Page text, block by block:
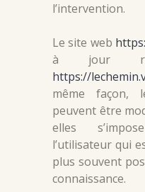
l’intervention.
Le site web
à jour
https://
même façon,
peuvent être
elles
l’utilisateur qui
plus souvent
connaissance.